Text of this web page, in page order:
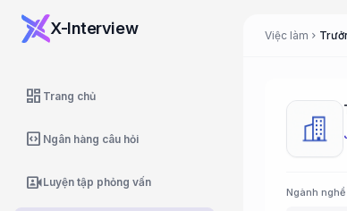
X-Interview
dashboard Trang chủ
code_blocks Ngân hàng câu hỏi
video_camera_frontLuyện tập phỏng vấn
Việc làm chevron_right
Ngành nghề